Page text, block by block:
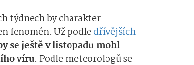
týdnech by charakter
fenomén. Už podledřívějších
se ještě v listopadu mohl
víru. Podle meteorologů se